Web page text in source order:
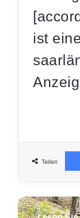
ist
Teilen